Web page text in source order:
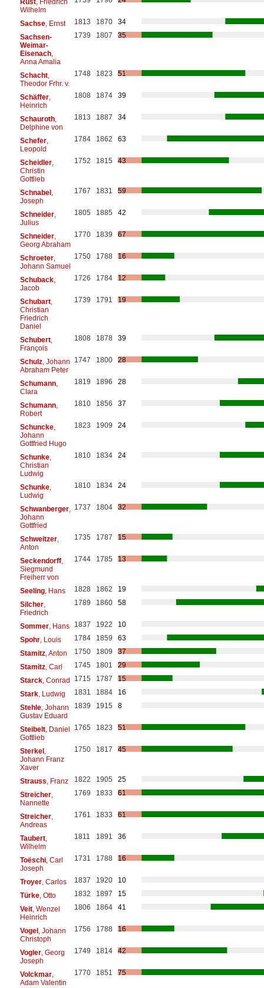
Wilhelm
Sachse, Ernst 1813 1870
34
Sachsen-
Weimar-
Eisenach,
Anna Amalia
1739 1807 35
Schacht,
Theodor Frhr. v.
1748 1823 51
Schäffer,
Heinrich
1808 1874 39
Schauroth,
Delphine von
1813 1887 34
Schefer,
Leopold
1784 1862 63
Scheidler,
Christin
Gottlieb
1752 1815 43
Schnabel,
Joseph
1767 1831 59
Schneider,
Julius
1805 1885 42
Schneider,
Georg Abraham
1770 1839 67
Schroeter,
Johann Samuel
1750 1788 16
Schuback,
Jacob
1726 1784 12
Schubart,
Christian
Friedrich
Daniel
1739 1791 19
Schubert,
François
1808 1878 39
Schulz, Johann
Abraham Peter
1747 1800 28
Schumann,
Clara
1819 1896 28
Schumann,
Robert
1810 1856 37
Schuncke,
Johann
Gottfried Hugo
1823 1909 24
Schunke,
Christian
Ludwig
1810 1834 24
Schunke,
Ludwig
1810 1834 24
Schwanberger,
Johann
Gottfried
1737 1804 32
Schweitzer,
Anton
1735 1787 15
Seckendorff,
Siegmund
Freiherr von
1744 1785 13
Seeling, Hans 1828 1862
19
Silcher,
Friedrich
1789 1860 58
Sommer, Hans 1837 1922
10
Spohr, Louis 1784 1859
63
Stamitz, Anton 1750 1809
37
Stamitz, Carl 1745 1801
29
Starck, Conrad 1715 1787
15
Stark, Ludwig 1831 1884
16
Stehle, Johann
Gustav Eduard
1839 1915 8
Steibelt, Daniel
Gottlieb
1765 1823 51
Sterkel,
Johann Franz
Xaver
1750 1817 45
Strauss , Franz 1822 1905
25
Streicher,
Nannette
1769 1833 61
Streicher,
Andreas
1761 1833 61
Taubert,
Wilhelm
1811 1891 36
Toëschi, Carl
Joseph
1731 1788 16
Troyer, Carlos 1837 1920
10
Türke, Otto 1832 1897
15
Veit, Wenzel
Heinrich
1806 1864 41
Vogel, Johann
Christoph
1756 1788 16
Vogler, Georg
Joseph
1749 1814 42
Volckmar,
Adam Valentin
1770 1851 75